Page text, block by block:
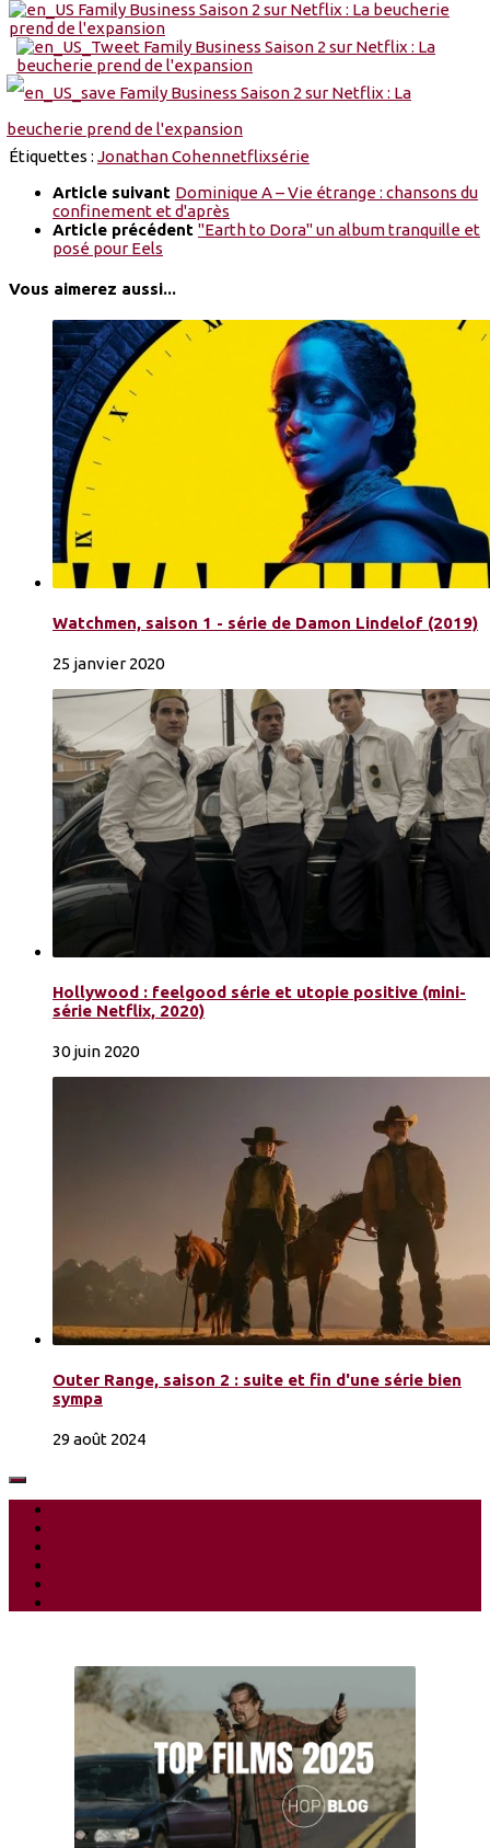
Étiquettes : Jonathan Cohennetflixsérie
Article suivant Dominique A – Vie étrange : chansons du
confinement et d'après
Article précédent "Earth to Dora" un album tranquille et
posé pour Eels
Vous aimerez aussi...
Watchmen, saison 1 - série de Damon Lindelof (2019)
25 janvier 2020
Hollywood : feelgood série et utopie positive (mini-
série Netflix, 2020)
30 juin 2020
Outer Range, saison 2 : suite et fin d'une série bien
sympa
29 août 2024